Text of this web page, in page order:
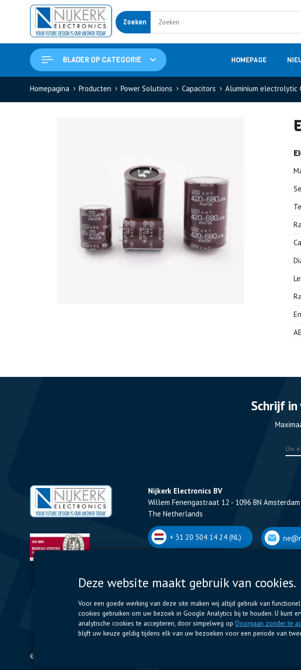
Zoeken
BLADER OP CATEGORIE HOMEPAGE
Measurement
Homepagina Producten Power Solutions Capacitors Aluminium electrolytic
Schrijf
Nijkerk Electronics BV
Willem Fenengastraat 12 - 1096 BN Amsterdam
The Netherlands
+ 31 20 504 14 24 (NL)
Romeynsweel 7 - 2030 Antwerpen
+32 (0)3 544 70 66 (BE)
© 2024 Nijkerk Electronics |
Deze website maakt gebruik van cookies.
Voor een goede werking van deze site maken wij altijd gebruik van
cookies gebruiken om uw bezoek in Google Analytics bij te houden. U kunt
analytische cookies te accepteren, door simpelweg opDoorgaan zonder te
blijft uw keuze geldig tijdens elk van uw bezoeken voor een periode van